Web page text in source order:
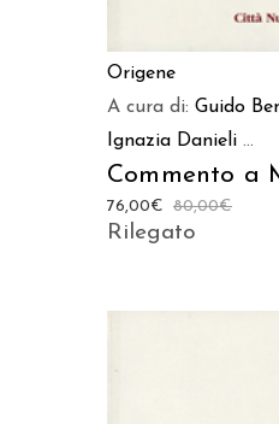
Origene
A cura di: Guido
Ignazia Danieli ...
Commento a
80,00€
76,00€
Rilegato